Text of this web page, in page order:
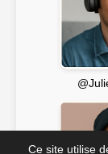
Ce site utilise